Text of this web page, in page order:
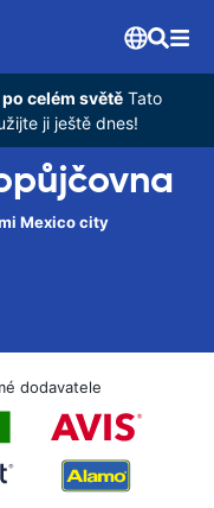
celém světě Tato
ji ještě dnes!
Mexico city
dodavatele